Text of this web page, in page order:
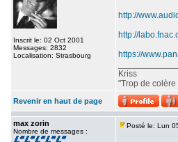
Inscrit le: 02 Oct 2001
Messages: 2832
Localisation: Strasbourg
http://
http://
https://
Kriss
"Trop de colère
Revenir en haut de page
max zorin
Nombre de messages :
Posté le: Lun